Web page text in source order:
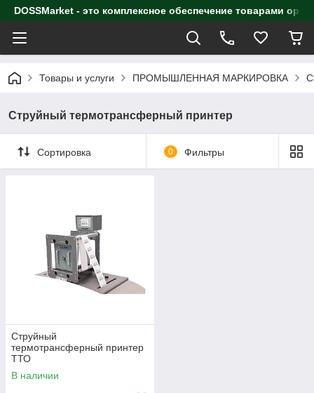
DOSSMarket - это комплексное обеспечение товарами
Товары и услуги ПРОМЫШЛЕННАЯ МАРКИРОВКА
Струйный термотрансферный принтер
Сортировка 0 Фильтры
Струйный
термотрансферный принтер
ТТО
В наличии